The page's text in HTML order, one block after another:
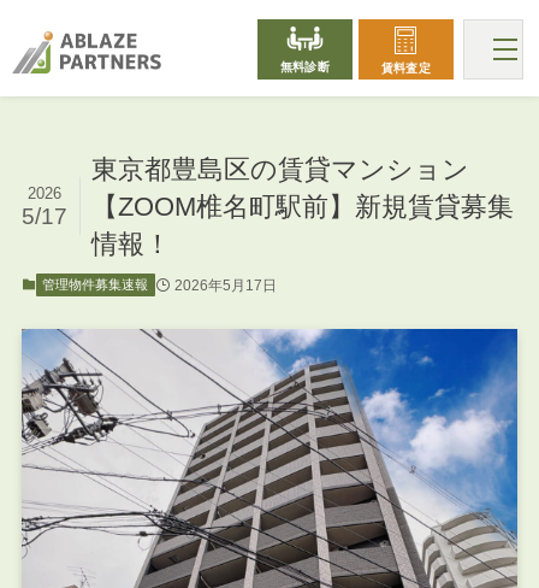
無料診断 賃料査定
東京都豊島区の賃貸マンション
【ZOOM椎名町駅前】新規賃貸募集
情報！
2026
5/17
管理物件募集速報 2026年5月17日